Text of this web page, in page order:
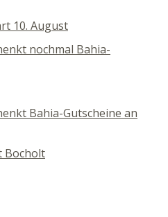
10. August
nochmal Bahia-
Bahia-Gutscheine an
Bocholt